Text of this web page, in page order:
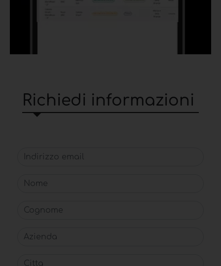
Richiedi informazioni
Indirizzo email
Nome
Cognome
Azienda
Citta